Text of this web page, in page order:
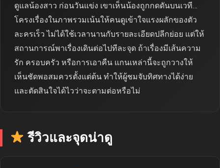
ดูแลน้องสาว ก่อนวันแข่ง เขาเห็นน้องถูกกดดันบนเวที…
โครงเรื่องในภาพรวมเน้นให้คนดูเข้าใจแรงผลักของตัว
ละครเร็ว ไม่ได้ใช้เวลานานกับรายละเอียดปลีกย่อย แต่ให้
สถานการณ์พาเรื่องเดินต่อไปทีละจุด ถ้าเรื่องมีเส้นความ
รัก ครอบครัว หรือการเอาคืน แกนเหล่านี้จะถูกวางให้
เห็นชัดพอสมควรตั้งแต่ต้น ทำให้ผู้ชมจับทิศทางได้ง่าย
และตัดสินใจได้ไวว่าจะตามต่อหรือไม่
รีวิวและจุดน่าดู